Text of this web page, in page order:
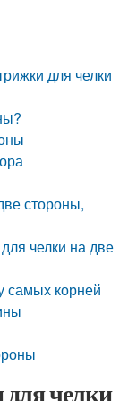
для челки
стороны,
челки на две
самых корней
челки